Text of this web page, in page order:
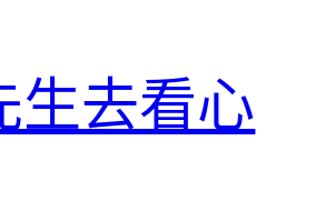
生去看心